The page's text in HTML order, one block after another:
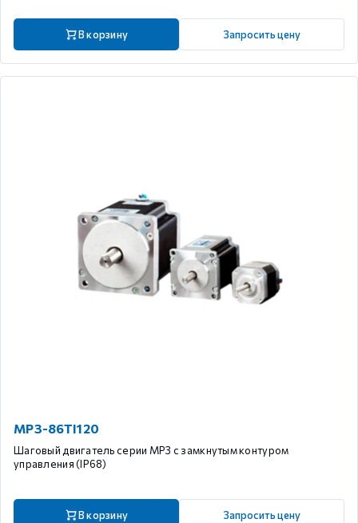
В корзину Запросить цену
MP3-86TI120
Шаговый двигатель серии MP3 с замкнутым контуром
управления (IP68)
В корзину Запросить цену